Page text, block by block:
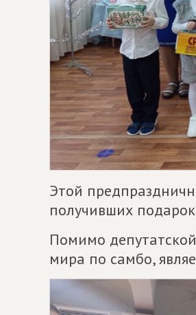
Этой
получивших
Помимо
мира по самбо,